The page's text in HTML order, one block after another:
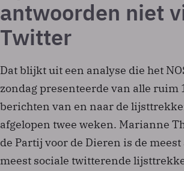
antwoorden niet
Twitter
Dat blijkt uit een analyse die het
zondag presenteerde van alle ruim
berichten van en naar de
afgelopen twee weken. Marianne
de Partij voor de Dieren is de meest
meest sociale twitterende